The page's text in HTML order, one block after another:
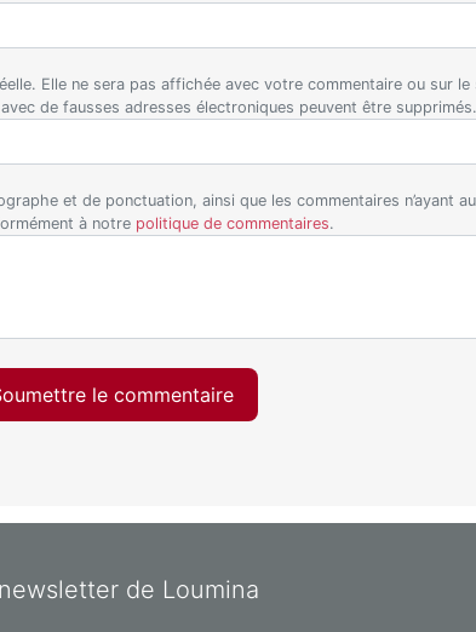
Elle ne sera pas affichée avec votre commentaire ou sur
de fausses adresses électroniques peuvent être supprimés.
et de ponctuation, ainsi que les commentaires n’ayant
à notre politique de commentaires.
le commentaire
de Loumina